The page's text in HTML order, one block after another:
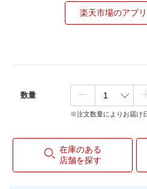
楽天市場のアプ
数量
※注文数量によりお届け
在庫のある
店舗を探す